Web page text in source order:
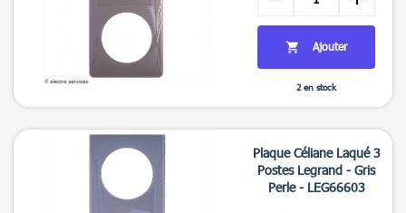

 Ajouter
2 en stock
Plaque Céliane Laqué 3
Postes Legrand - Gris
Perle - LEG66603